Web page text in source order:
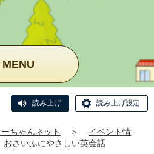
MENU
読み上げ 読み上げ設定
ちゃんネット ＞
イベント情
おさいふにやさしい英会話